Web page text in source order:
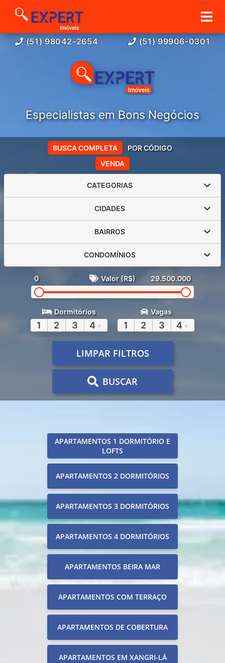
(51) 98042-2654 (51) 99906-0301
Especialistas em Bons Negócios
VENDA
BUSCA COMPLETA POR CÓDIGO
CATEGORIAS
CIDADES
BAIRROS
CONDOMÍNIOS
0 Valor (R$) 29.500.000
Dormitórios
1 2 3 4 +
Vagas
1 2 3 4 +
LIMPAR FILTROS
BUSCAR
APARTAMENTOS 1 DORMITÓRIO E
LOFTS
APARTAMENTOS 2 DORMITÓRIOS
APARTAMENTOS 3 DORMITÓRIOS
APARTAMENTOS 4 DORMITÓRIOS
APARTAMENTOS BEIRA MAR
APARTAMENTOS COM TERRAÇO
APARTAMENTOS DE COBERTURA
APARTAMENTOS EM XANGRI-LÁ